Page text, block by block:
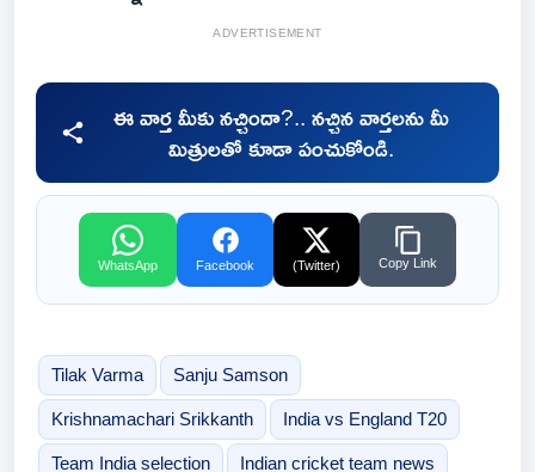
ADVERTISEMENT
ఈ వార్త మీకు నచ్చిందా?.. నచ్చిన వార్తలను మీ
మిత్రులతో కూడా పంచుకోండి.
WhatsApp Facebook (Twitter) Copy Link
Tilak Varma Sanju Samson
Krishnamachari Srikkanth India vs England T20
Team India selection Indian cricket team news